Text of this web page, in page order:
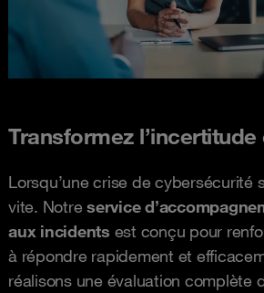
Transformez
Lorsqu’une crise de cybersécurité
vite. Notreservice
aux incidents est conçu pour
à répondre rapidement et
réalisons une évaluation complète